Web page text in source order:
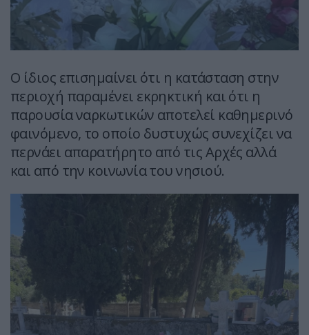
Ο ίδιος επισημαίνει ότι η κατάσταση στην
περιοχή παραμένει εκρηκτική και ότι η
παρουσία ναρκωτικών αποτελεί καθημερινό
φαινόμενο, το οποίο δυστυχώς συνεχίζει να
περνάει απαρατήρητο από τις Αρχές αλλά
και από την κοινωνία του νησιού.